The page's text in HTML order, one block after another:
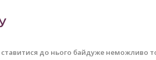
до нього байдуже неможливо